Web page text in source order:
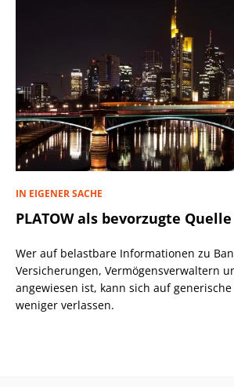
IN EIGENER SACHE
PLATOW als bevorzugte
Wer auf belastbare Informationen zu
Versicherungen, Vermögensverwaltern
angewiesen ist, kann sich auf
weniger verlassen.